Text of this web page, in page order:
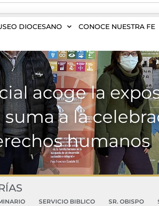
DIOCESANO CONOCE NUESTRA FE
acoge la
a la
humanos
SERVICIO BIBLICO SR. OBISPO